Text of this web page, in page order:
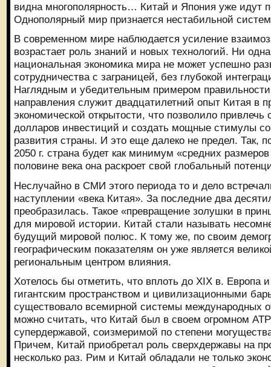
видна многополярность… Китай и Япония уже идут
Однополярный мир признается нестабильной
В современном мире наблюдается усиление
возрастает роль знаний и новых технологий. Ни
национальная экономика мира не может успешно
сотрудничества с заграницей, без глубокой
Наглядным и убедительным примером правильности
направления служит двадцатилетний опыт Китая в
экономической открытости, что позволило
долларов инвестиций и создать мощные стимулы
развития страны. И это еще далеко не предел. Так,
2050 г. страна будет как минимум «средних
половине века она раскроет свой глобальный
Неслучайно в СМИ этого периода то и дело
наступлении «века Китая». За последние два
преобразилась. Такое «превращение золушки в
для мировой истории. Китай стали называть
будущий мировой полюс. К тому же, по своим
географическим показателям он уже является
региональным центром влияния.
Хотелось бы отметить, что вплоть до XIX в. Европа
гигантским пространством и цивилизационными
существовало всемирной системы международных
можно считать, что Китай был в своем огромном
супердержавой, соизмеримой по степени
Причем, Китай приобретал роль сверхдержавы на
несколько раз. Рим и Китай обладали не только